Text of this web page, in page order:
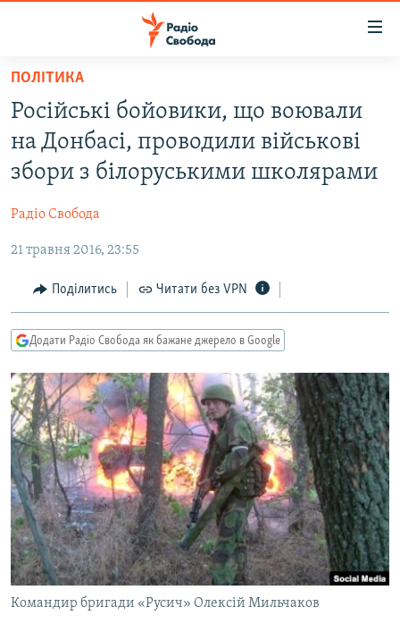
Перейти
основного
матеріалу
Перейти
до
основної
Перейти
пошуку
РАДІО СВОБОДА – 70 РОКІВ
ВСЕ ЗА ДОБУ
СТАТТІ
ЕКОНОМІКА
СУСПІЛЬСТВО
КУЛЬТУРА
УКРАЇНА
СВІТ
РОСІЙСЬКА «ФІЛЬТРАЦІЯ»
ДОНБАС.РЕАЛІЇ
КРИМ.РЕАЛІЇ
СХЕМИ
КИТАЙ.ВИКЛИКИ
МУЛЬТИМЕДІА
ФОТО
СПЕЦПРОЄКТИ
ПОДКАСТИ
КРИМ РЕАЛІЇ
РУС
ПОЛІТИКА
Російські бойовики, що воювали
на Донбасі, проводили військові
збори з білоруськими школярами
Радіо Свобода
21 травня 2016, 23:55
Поділитись Читати без VPN
Додати Радіо Свобода як бажане джерело в Google
Командир бригади «Русич» Олексій Мильчаков